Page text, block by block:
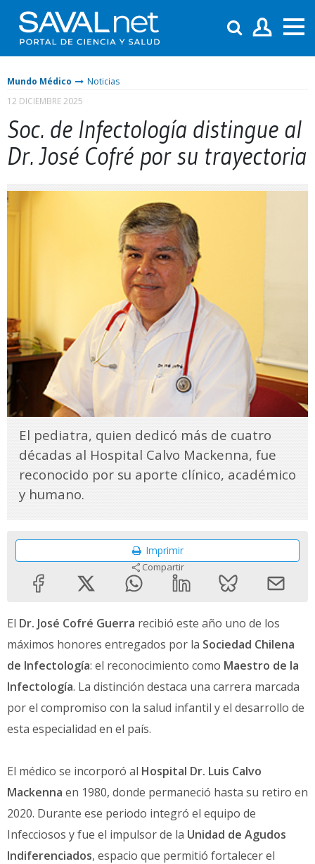
Mundo Médico
Noticias
12 DICIEMBRE 2025
Soc. de Infectología distingue al
Dr. José Cofré por su trayectoria
El pediatra, quien dedicó más de cuatro
décadas al Hospital Calvo Mackenna, fue
reconocido por su aporte clínico, académico
y humano.
Imprimir
Compartir
El Dr. José Cofré Guerra recibió este año uno de los
máximos honores entregados por la Sociedad Chilena
de Infectología: el reconocimiento como Maestro de la
Infectología. La distinción destaca una carrera marcada
por el compromiso con la salud infantil y el desarrollo de
esta especialidad en el país.
El médico se incorporó al Hospital Dr. Luis Calvo
Mackenna en 1980, donde permaneció hasta su retiro en
2020. Durante ese periodo integró el equipo de
Infecciosos y fue el impulsor de la Unidad de Agudos
Indiferenciados, espacio que permitió fortalecer el